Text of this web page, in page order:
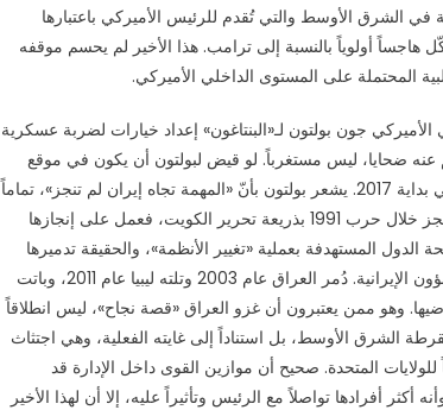
في الشرق الأوسط والتي تُقدم للرئيس الأميركي باعتبارها
أولوياً بالنسبة إلى ترامب. هذا الأخير لم يحسم موقفه
المحتملة على المستوى الداخلي الأميركي.
جون بولتون لـ«البنتاغون» إعداد خيارات لضربة عسكرية
ضحايا، ليس مستغرباً. لو قيض لبولتون أن يكون في موقع
الرئيس دونالد ترامب، لكانت الحرب قد شنت على إيران منذ تسلّمه السلطة في بداية 2017. يشعر بولتون بأنّ «المهمة تجاه إيران لم تنجز»، تماماً
كما كان فريق بوش الابن يعتبر أن المهمة الخاصة بتغيير النظام في العراق لم تنجز خلال حرب 1991 بذريعة تحرير الكويت، فعمل على إنجازها
بين لائحة الدول المستهدفة بعملية «تغيير الأنظمة»، والحقيقة تدميرها
كدول كما ذكرت شيرين هانتر، الأستاذة في جامعة جورج تاون والمتخصصة بالشؤون الإيرانية. دُمر العراق عام 2003 وتلته ليبيا عام 2011، وباتت
وهو ممن يعتبرون أن غزو العراق «قصة نجاح»، ليس انطلاقاً
الشرق الأوسط، بل استناداً إلى غايته الفعلية، وهي اجتثاث
للولايات المتحدة. صحيح أن موازين القوى داخل الإدارة قد
أفرادها تواصلاً مع الرئيس وتأثيراً عليه، إلا أن لهذا الأخير